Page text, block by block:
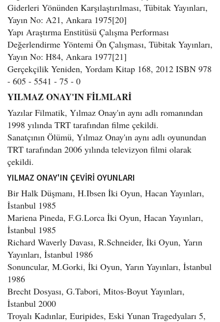
Giderleri Yönünden Karşılaştırılması, Tübitak Yayınları,
Yayın No: A21, Ankara 1975[20]
Yapı Araştırma Enstitüsü Çalışma Performası
Değerlendirme Yöntemi Ön Çalışması, Tübitak Yayınları,
Yayın No: H84, Ankara 1977[21]
Gerçekçilik Yeniden, Yordam Kitap 168, 2012 ISBN 978
- 605 - 5541 - 75 - 0
YILMAZ ONAY'IN FİLMLARİ
Yazılar Filmatik, Yılmaz Onay'ın aynı adlı romanından
1998 yılında TRT tarafından filme çekildi.
Sanatçının Ölümü, Yılmaz Onay'ın aynı adlı oyunundan
TRT tarafından 2006 yılında televizyon filmi olarak
çekildi.
YILMAZ ONAY'IN ÇEVİRİ OYUNLARI
Bir Halk Düşmanı, H.Ibsen İki Oyun, Hacan Yayınları,
İstanbul 1985
Mariena Pineda, F.G.Lorca İki Oyun, Hacan Yayınları,
İstanbul 1985
Richard Waverly Davası, R.Schneider, İki Oyun, Yarın
Yayınları, İstanbul 1986
Sonuncular, M.Gorki, İki Oyun, Yarın Yayınları, İstanbul
1986
Brecht Dosyası, G.Tabori, Mitos-Boyut Yayınları,
İstanbul 2000
Troyalı Kadınlar, Euripides, Eski Yunan Tragedyaları 5,